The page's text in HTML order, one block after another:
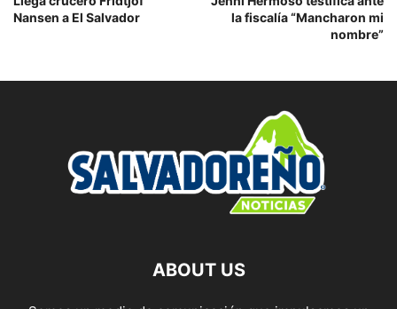
Nansen a El Salvador
la fiscalía “Mancharon mi
nombre”
ABOUT US